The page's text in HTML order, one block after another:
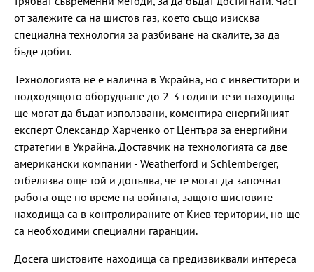
от залежите са на шистов газ, което също изисква
специална технология за разбиване на скалите, за да
бъде добит.
Технологията не е налична в Украйна, но с инвеститори и
подходящото оборудване до 2-3 години тези находища
ще могат да бъдат използвани, коментира енергийният
експерт Олександр Харченко от Центъра за енергийни
стратегии в Украйна. Доставчик на технологията са две
американски компании - Weatherford и Schlemberger,
отбелязва още той и допълва, че те могат да започнат
работа още по време на войната, защото шистовите
находища са в контролираните от Киев територии, но ще
са необходими специални гаранции.
Досега шистовите находища са предизвиквали интереса